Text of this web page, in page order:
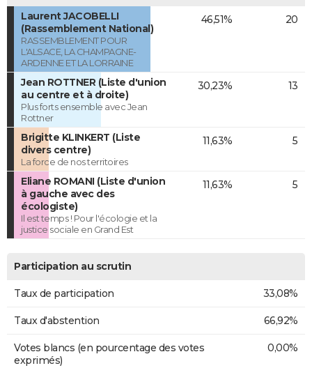
Laurent JACOBELLI
(Rassemblement National)
RASSEMBLEMENT POUR
L'ALSACE, LA CHAMPAGNE-
ARDENNE ET LA LORRAINE
46,51% 20
Jean ROTTNER (Liste d'union
au centre et à droite)
Plus forts ensemble avec Jean
Rottner
30,23% 13
Brigitte KLINKERT (Liste
divers centre)
La force de nos territoires
11,63% 5
Eliane ROMANI (Liste d'union
à gauche avec des
écologiste)
Il est temps ! Pour l'écologie et la
justice sociale en Grand Est
11,63% 5
Participation au scrutin
Taux de participation 33,08%
Taux d'abstention 66,92%
Votes blancs (en pourcentage des votes
exprimés)
0,00%